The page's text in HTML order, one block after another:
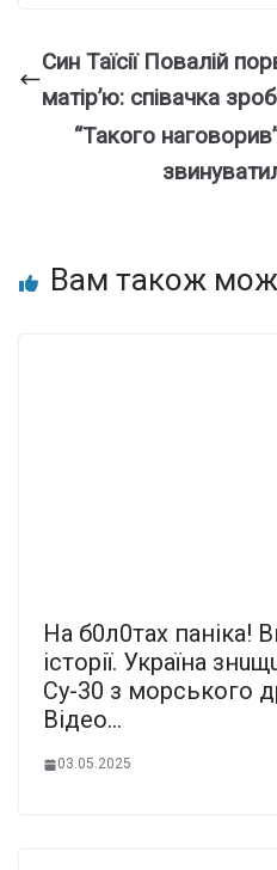
Син Таїсії Повалій
матір’ю: співачка
“Такого
Вам також
На б0л0тах паніка!
істоpії. Україна
Су-30 з моpського
Відео…
03.05.2025